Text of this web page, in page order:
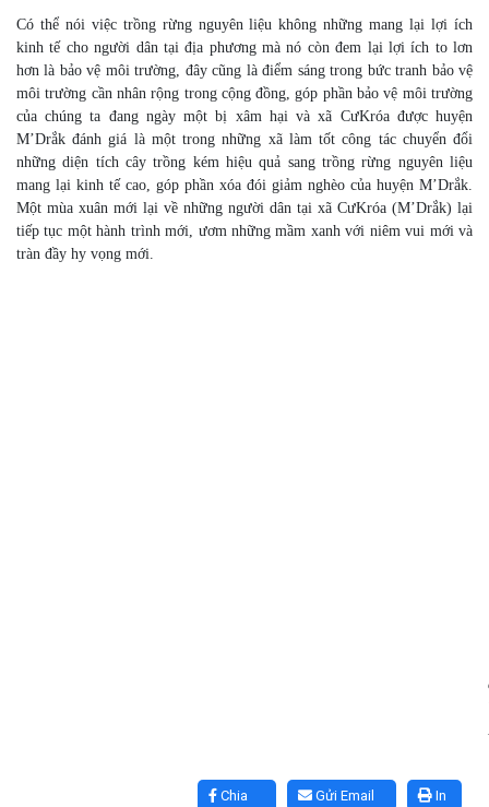
Có thể nói việc trồng rừng nguyên liệu không những mang lại lợi ích
kinh tế cho người dân tại địa phương mà nó còn đem lại lợi ích to lơn
hơn là bảo vệ môi trường, đây cũng là điểm sáng trong bức tranh bảo vệ
môi trường cần nhân rộng trong cộng đồng, góp phần bảo vệ môi trường
của chúng ta đang ngày một bị xâm hại và xã CưKróa được huyện
M’Drắk đánh giá là một trong những xã làm tốt công tác chuyển đổi
những diện tích cây trồng kém hiệu quả sang trồng rừng nguyên liệu
mang lại kinh tế cao, góp phần xóa đói giảm nghèo của huyện M’Drắk.
Một mùa xuân mới lại về những người dân tại xã CưKróa (M’Drắk) lại
tiếp tục một hành trình mới, ươm những mầm xanh với niêm vui mới và
tràn đầy hy vọng mới.
In
Gửi Email
Chia